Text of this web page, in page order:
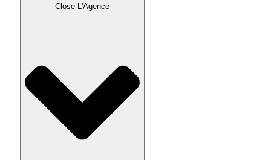
Close L'Agence